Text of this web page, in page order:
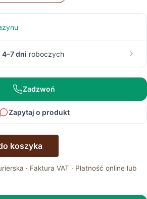
4–7 dni roboczych
Zadzwoń
Zapytaj o produkt
koszyka
· Faktura VAT · Płatność online lub